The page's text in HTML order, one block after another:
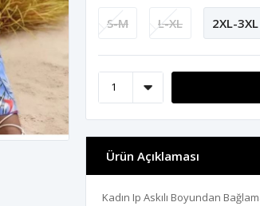
S-M L-XL 2XL-3XL
Ürün Açıklaması
Kadın Ip Askılı Boyundan